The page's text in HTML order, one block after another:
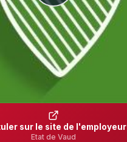
sur le site de l'employeur
Etat de Vaud